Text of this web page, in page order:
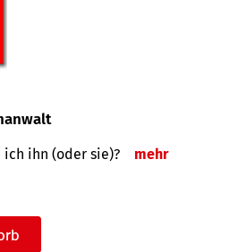
ihn (oder sie)? mehr